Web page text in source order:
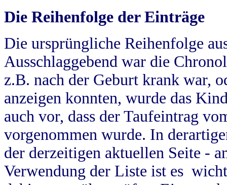
Die Reihenfolge der Einträge
Die ursprüngliche Reihenfolge
Ausschlaggebend war die
z.B. nach der Geburt krank war,
anzeigen konnten, wurde das
auch vor, dass der Taufeintrag
vorgenommen wurde. In
der derzeitigen aktuellen Seite -
Verwendung der Liste ist es